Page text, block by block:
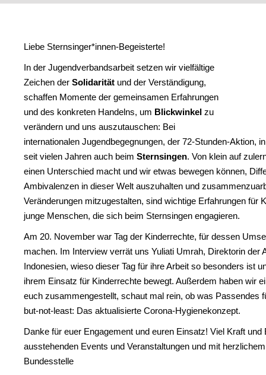
Liebe Sternsinger*innen-Begeisterte!
In der Jugendverbandsarbeit setzen wir vielfältige
Zeichen der Solidarität und der Verständigung,
schaffen Momente der gemeinsamen Erfahrungen
und des konkreten Handelns, um Blickwinkel zu
verändern und uns auszutauschen: Bei
internationalen Jugendbegegnungen, der 72-Stunden-Aktion,
seit vielen Jahren auch beim Sternsingen. Von klein auf
einen Unterschied macht und wir etwas bewegen können,
Ambivalenzen in dieser Welt auszuhalten und
Veränderungen mitzugestalten, sind wichtige Erfahrungen für
junge Menschen, die sich beim Sternsingen engagieren.
Am 20. November war Tag der Kinderrechte, für dessen
machen. Im Interview verrät uns Yuliati Umrah, Direktorin der
Indonesien, wieso dieser Tag für ihre Arbeit so besonders ist
ihrem Einsatz für Kinderrechte bewegt. Außerdem haben wir
euch zusammengestellt, schaut mal rein, ob was Passendes
but-not-least: Das aktualisierte Corona-Hygienekonzept.
Danke für euer Engagement und euren Einsatz! Viel Kraft und
ausstehenden Events und Veranstaltungen und mit
Bundesstelle